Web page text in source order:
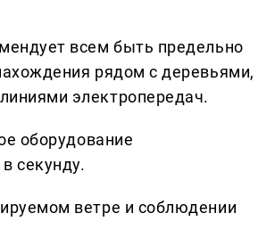
всем быть предельно
рядом с деревьями,
электропередач.
оборудование
секунду.
ветре и соблюдении